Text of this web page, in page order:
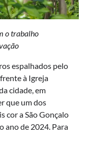
o trabalho
espalhados pelo
à Igreja
cidade, em
que um dos
cor a São Gonçalo
ano de 2024. Para